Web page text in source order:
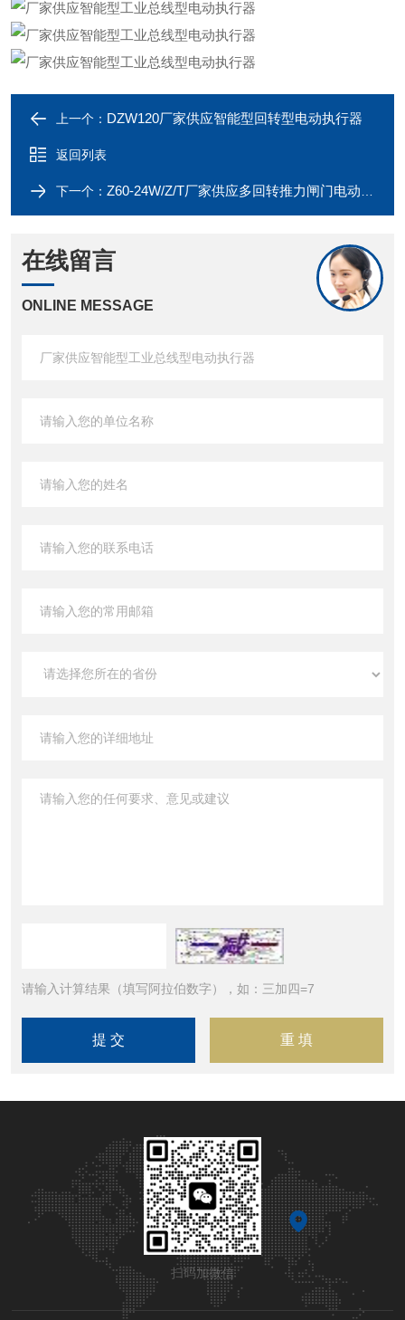
上一个： DZW120厂家供应智能型回转型电动执行器
返回列表
下一个： Z60-24W/Z/T厂家供应多回转推力闸门电动执行器
在线留言
ONLINE MESSAGE
请输入计算结果（填写阿拉伯数字），如：三加四=7
扫码加微信